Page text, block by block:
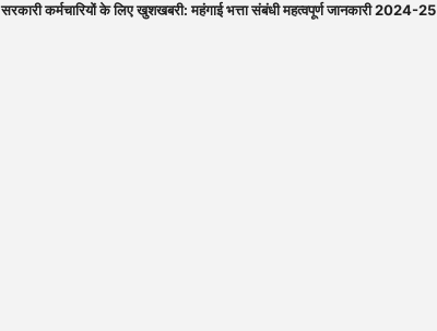
सरकारी कर्मचारियों के लिए खुशखबरी: महंगाई भत्ता संबंधी महत्वपूर्ण जानकारी 2024-25